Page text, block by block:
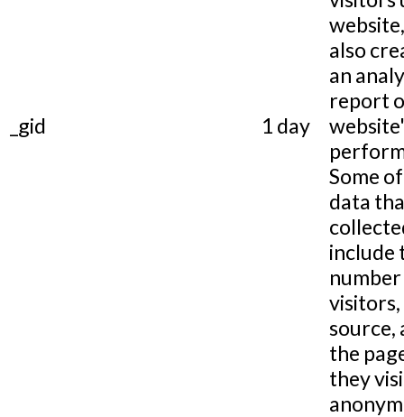
_gid 1 day
also
an
report
Some
data
include
source,
the
they